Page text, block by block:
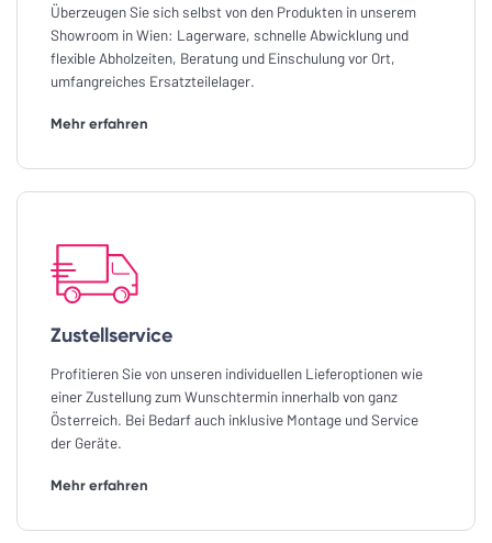
Überzeugen Sie sich selbst von den Produkten in unserem
Showroom in Wien: Lagerware, schnelle Abwicklung und
flexible Abholzeiten, Beratung und Einschulung vor Ort,
umfangreiches Ersatzteilelager.
Mehr erfahren
Zustellservice
Profitieren Sie von unseren individuellen Lieferoptionen wie
einer Zustellung zum Wunschtermin innerhalb von ganz
Österreich. Bei Bedarf auch inklusive Montage und Service
der Geräte.
Mehr erfahren